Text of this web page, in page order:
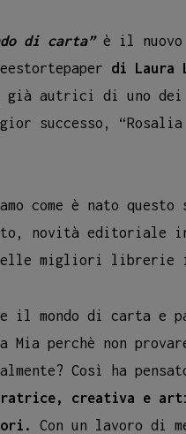
di carta”è il nuovo
di Laura
già autrici di uno dei
successo, “Rosalia
come è nato questo
novità editoriale
nelle migliori librerie
il mondo di carta e
perchè non
Così ha
creativa e
Con un lavoro di